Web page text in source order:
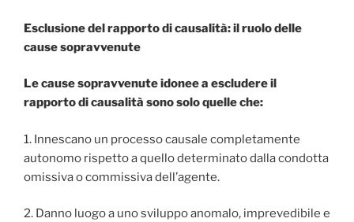
Esclusione del rapporto di causalità: il ruolo delle
cause sopravvenute
Le cause sopravvenute idonee a escludere il
rapporto di causalità sono solo quelle che:
1. Innescano un processo causale completamente
autonomo rispetto a quello determinato dalla condotta
omissiva o commissiva dell’agente.
2. Danno luogo a uno sviluppo anomalo, imprevedibile e